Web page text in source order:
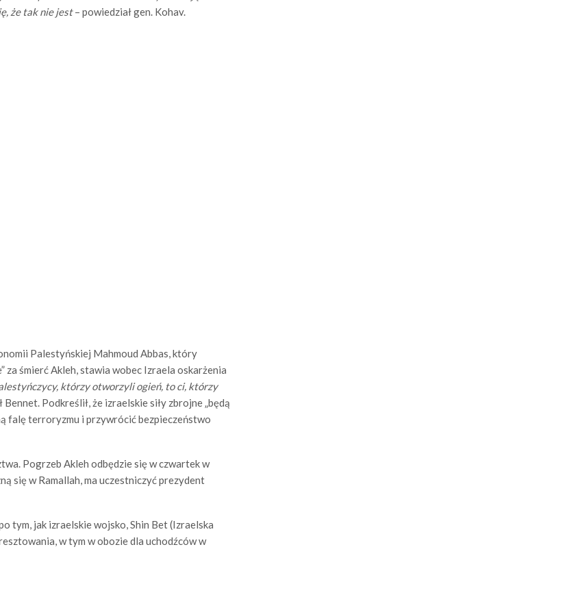
że tak nie jest– powiedział gen. Kohav.
Palestyńskiej Mahmoud Abbas, który
za śmierć Akleh, stawia wobec Izraela oskarżenia
którzy otworzyli ogień, to ci, którzy
Bennet. Podkreślił, że izraelskie siły zbrojne „będą
falę terroryzmu i przywrócić bezpieczeństwo
Pogrzeb Akleh odbędzie się w czwartek w
się w Ramallah, ma uczestniczyć prezydent
tym, jak izraelskie wojsko, Shin Bet (Izraelska
w tym w obozie dla uchodźców w